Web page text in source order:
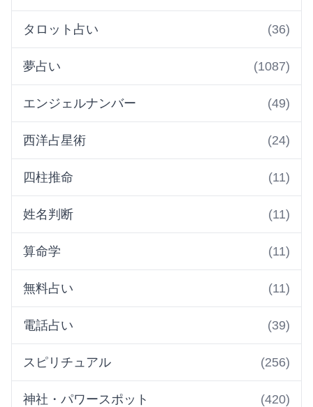
タロット占い (36)
夢占い (1087)
エンジェルナンバー (49)
西洋占星術 (24)
四柱推命 (11)
姓名判断 (11)
算命学 (11)
無料占い (11)
電話占い (39)
スピリチュアル (256)
神社・パワースポット (420)